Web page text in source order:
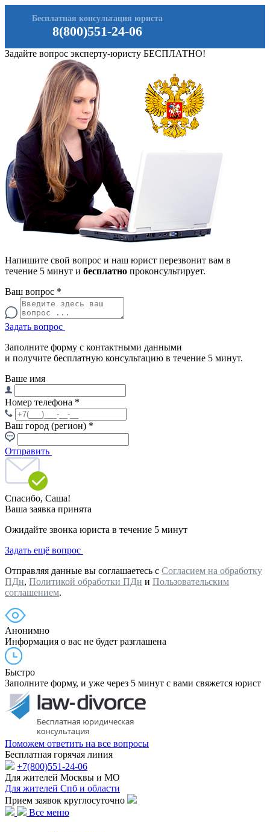
8(800)551-24-06
Бесплатная консультация юриста
Задайте вопрос эксперту-юристу БЕСПЛАТНО!
Напишите свой вопрос и наш юрист перезвонит вам в
течение 5 минут и бесплатно проконсультирует.
Ваш вопрос *
Задать вопрос
Заполните форму с контактными данными
и получите бесплатную консультацию в течение 5 минут.
Ваше имя
Номер телефона *
Ваш город (регион) *
Отправить
Спасибо, Саша!
Ваша заявка принята
Ожидайте звонка юриста в течение 5 минут
Задать ещё вопрос
Отправляя данные вы соглашаетесь с Согласием на обработку
ПДн, Политикой обработки ПДн и Пользовательским
соглашением.
Анонимно
Информация о вас не будет разглашена
Быстро
Заполните форму, и уже через 5 минут с вами свяжется юрист
Поможем ответить на все вопросы
Бесплатная горячая линия
+7(800)551-24-06
Для жителей Москвы и МО
Для жителей Спб и области
Прием заявок круглосуточно
Все меню